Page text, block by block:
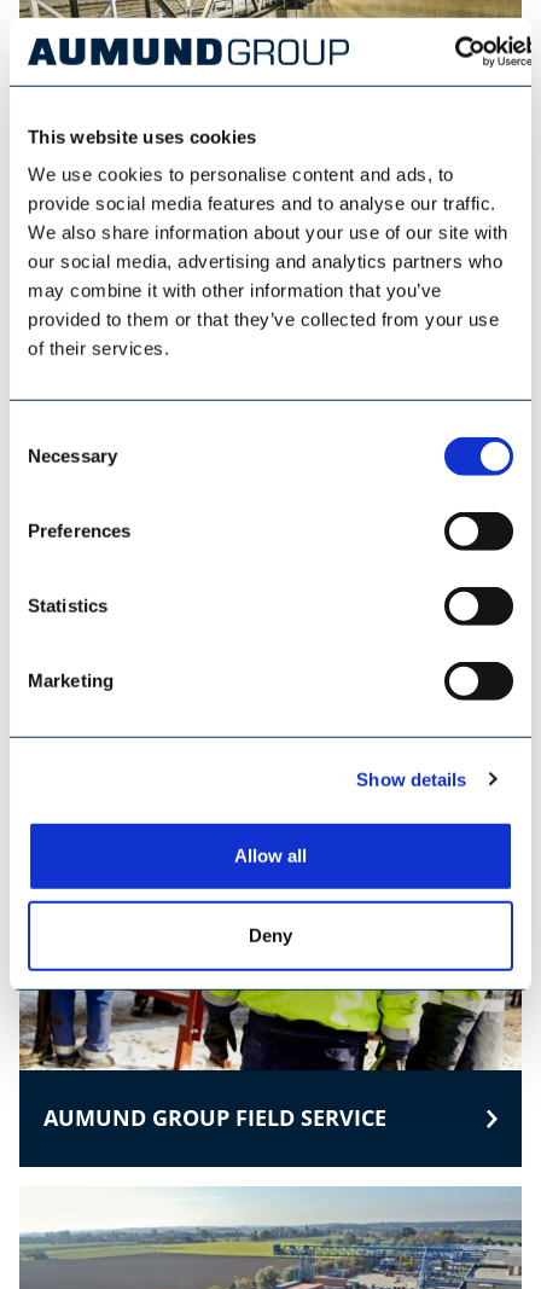
This website uses cookies
We use cookies to personalise content and ads, to
provide social media features and to analyse our traffic.
We also share information about your use of our site with
our social media, advertising and analytics partners who
may combine it with other information that you’ve
provided to them or that they’ve collected from your use
of their services.
Selection
Necessary
Preferences
Statistics
Marketing
Show details
Allow all
Deny
ESI EUROSILO
TILEMANN KETTEN & KOMPONENTEN
AUMUND GROUP FIELD SERVICE